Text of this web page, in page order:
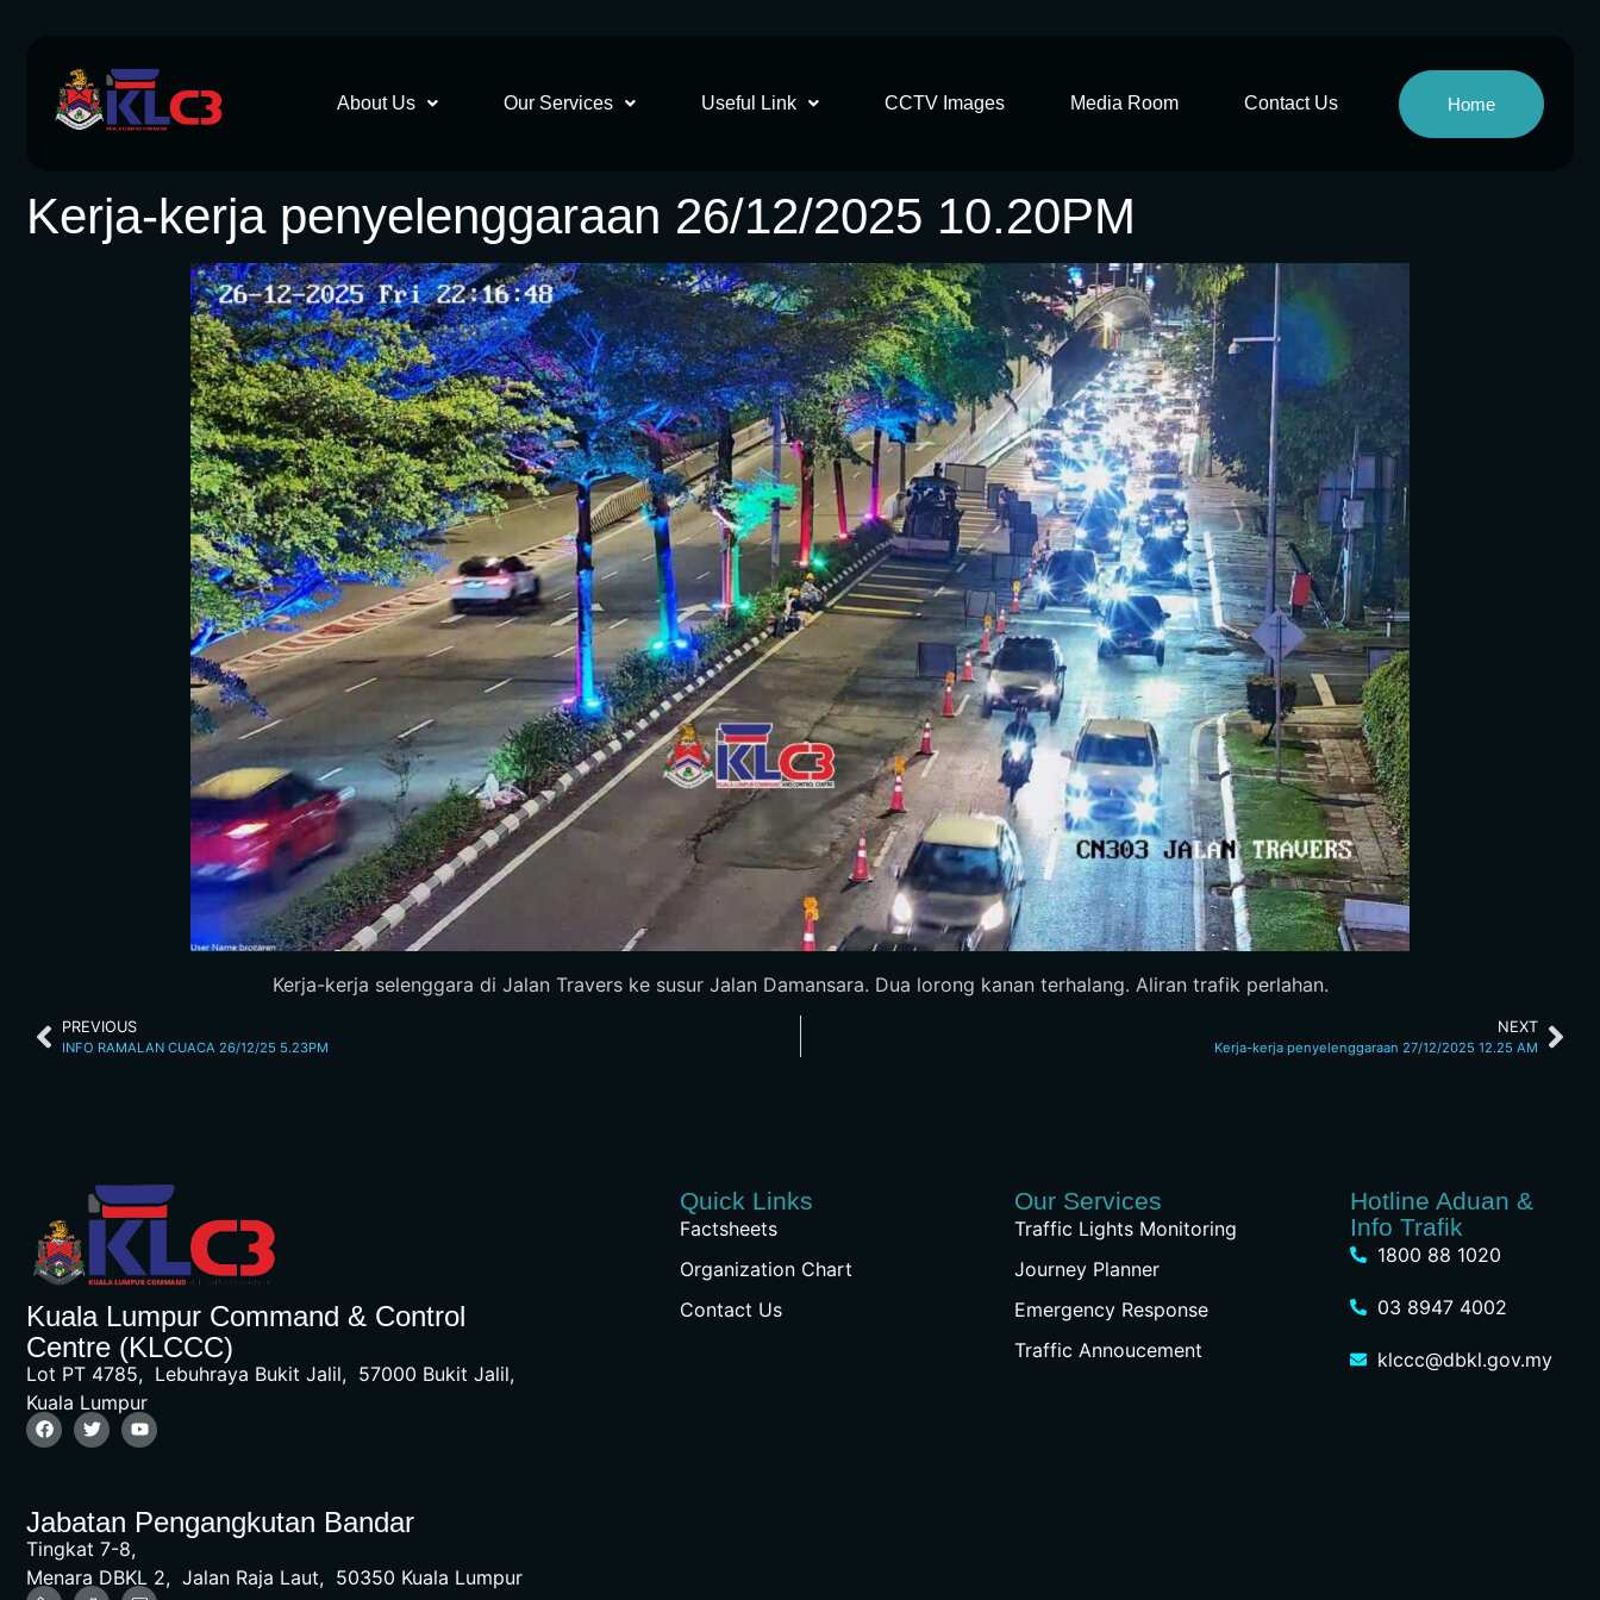
About Us Our Services Useful Link CCTV Images Media Room Contact Us Home
Kerja-kerja penyelenggaraan 26/12/2025 10.20PM
Kerja-kerja selenggara di Jalan Travers ke susur Jalan Damansara. Dua lorong kanan terhalang. Aliran trafik perlahan.
PREVIOUS
INFO RAMALAN CUACA 26/12/25 5.23PM
NEXT
Kerja-kerja penyelenggaraan 27/12/2025 12.25 AM
Kuala Lumpur Command & Control
Centre (KLCCC)
Lot PT 4785, Lebuhraya Bukit Jalil, 57000 Bukit Jalil,
Kuala Lumpur
Jabatan Pengangkutan Bandar
Tingkat 7-8,
Menara DBKL 2, Jalan Raja Laut, 50350 Kuala Lumpur
Quick Links
Factsheets
Organization Chart
Contact Us
Our Services
Traffic Lights Monitoring
Journey Planner
Emergency Response
Traffic Annoucement
Hotline Aduan &
Info Trafik
1800 88 1020
03 8947 4002
klccc@dbkl.gov.my